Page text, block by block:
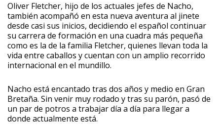
Oliver Fletcher, hijo de los actuales jefes de Nacho,
también acompañó en esta nueva aventura al jinete
desde casi sus inicios, decidiendo el español continuar
su carrera de formación en una cuadra más pequeña
como es la de la familia Fletcher, quienes llevan toda la
vida entre caballos y cuentan con un amplio recorrido
internacional en el mundillo.
Nacho está encantado tras dos años y medio en Gran
Bretaña. Sin venir muy rodado y tras su parón, pasó de
un par de potros a trabajar día a día para llegar a
donde actualmente está.